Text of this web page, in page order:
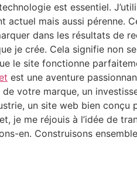
est essentiel.
mais aussi pérenne.
dans les résultats de
je crée. Cela signifie non
le site fonctionne
est une aventure
votre marque, un
un site web bien conçu
je me réjouis à l’idée de
en. Construisons